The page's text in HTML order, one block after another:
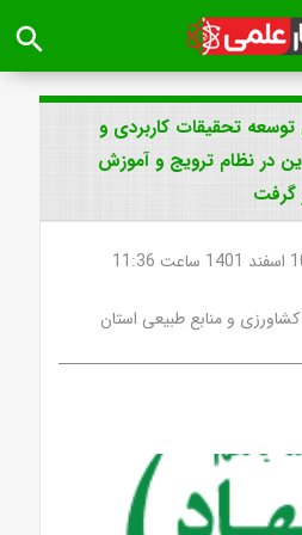
search
تحقیقات کاربردی و
در نظام ترویج و آموزش
گرفت
و منابع طبیعی استان